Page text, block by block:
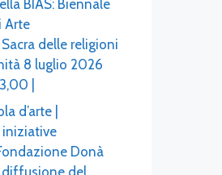
BIAS: Biennale
Arte
delle religioni
8 luglio 2026
|
d’arte |
iniziative
Donà